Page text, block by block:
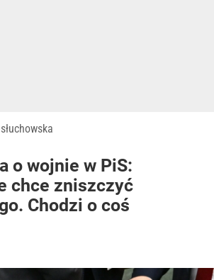
o wojnie w PiS:
chce zniszczyć
Chodzi o coś